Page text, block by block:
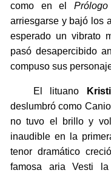
como en elPrólogo
arriesgarse y bajó los
esperado un vibrato
pasó desapercibido
compuso sus
El lituano
deslumbró como
no tuvo el brillo y
inaudible en la
tenor dramático
famosa aria Vesti